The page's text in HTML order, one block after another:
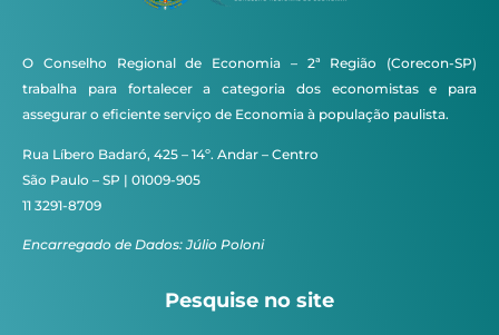
O Conselho Regional de Economia – 2ª Região (Corecon-SP)
trabalha para fortalecer a categoria dos economistas e para
assegurar o eficiente serviço de Economia à população paulista.
Rua Líbero Badaró, 425 – 14º. Andar – Centro
São Paulo – SP | 01009-905
11 3291-8709
Encarregado de Dados: Júlio Poloni
Pesquise no site